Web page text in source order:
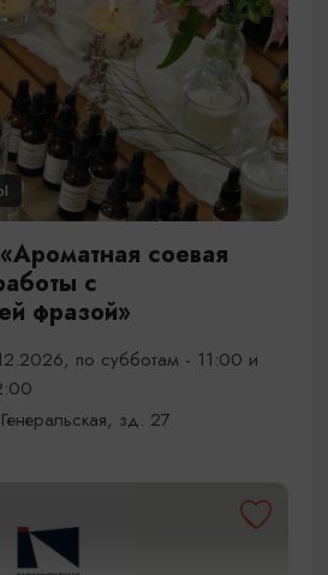
соевая
с
фразой»
по субботам - 11:00 и
зд. 27